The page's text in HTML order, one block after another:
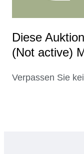
Diese
(Not active)
Verpassen Sie